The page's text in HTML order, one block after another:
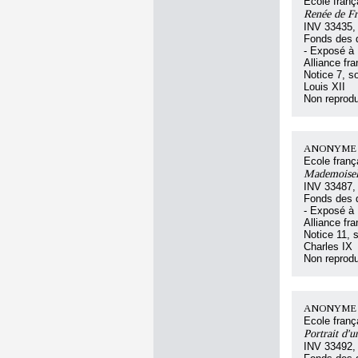
Renée de
INV
Fonds des
- Exposé à
Alliance
Notice 7,
Louis XII
Non
ANONYME
Ecole
INV
Fonds des
- Exposé à
Alliance
Notice 11,
Charles IX
Non
ANONYME
Ecole
Portrait
INV